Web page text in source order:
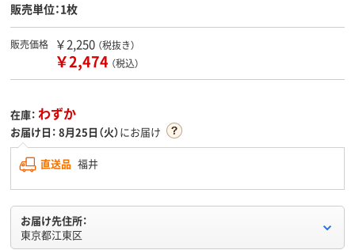
販売単位：1枚
販売価格 ￥2,250 （税抜き）
￥2,474 （税込）
在庫： わずか
お届け日： 8月25日（火）にお届け
直送品 福井
お届け先住所：
東京都江東区